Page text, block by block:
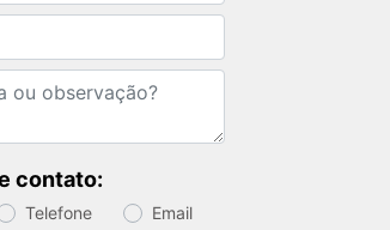
contato:
Telefone Email